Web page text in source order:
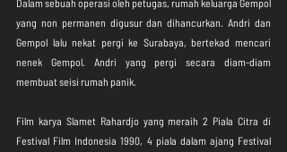
yang non permanen digusur dan dihancurkan. Andri dan
Gempol lalu nekat pergi ke Surabaya, bertekad mencari
nenek Gempol. Andri yang pergi secara diam-diam
membuat seisi rumah panik.⁣
⁣Film karya Slamet Rahardjo yang meraih 2 Piala Citra di
Festival Film Indonesia 1990, 4 piala dalam ajang Festival